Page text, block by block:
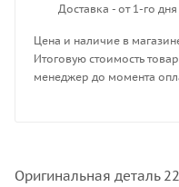
Доставка - от 1-го дня
Цена и наличие в
Итоговую стоимость
менеджер до момента
Оригинальная деталь